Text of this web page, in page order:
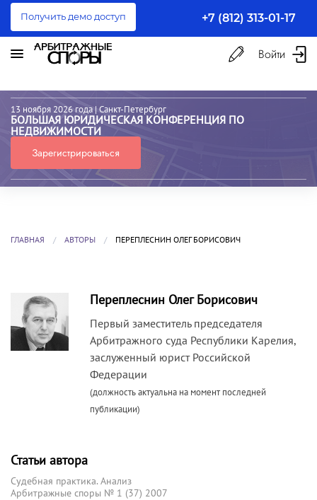
Получить демо доступ +7 (812) 313-01-17
Войти
13 ноября 2026 года | Санкт-Петербург
БОЛЬШАЯ ЮРИДИЧЕСКАЯ КОНФЕРЕНЦИЯ ПО
НЕДВИЖИМОСТИ
Зарегистрироваться
ГЛАВНАЯ АВТОРЫ ПЕРЕПЛЕСНИН ОЛЕГ БОРИСОВИЧ
Переплеснин Олег Борисович
Первый заместитель председателя
Арбитражного суда Республики Карелия,
заслуженный юрист Российской
Федерации
(должность актуальна на момент последней
публикации)
Статьи автора
Судебная практика. Анализ
Арбитражные споры № 1 (37) 2007